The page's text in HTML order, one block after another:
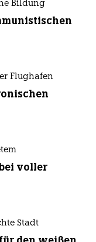
Bildung
Flughafen
voller
Stadt